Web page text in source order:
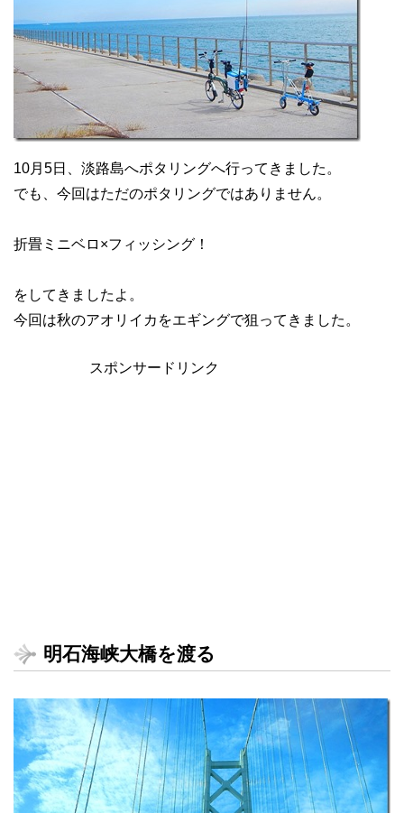
10月5日、淡路島へポタリングへ行ってきました。
でも、今回はただのポタリングではありません。
折畳ミニベロ×フィッシング！
をしてきましたよ。
今回は秋のアオリイカをエギングで狙ってきました。
スポンサードリンク
明石海峡大橋を渡る